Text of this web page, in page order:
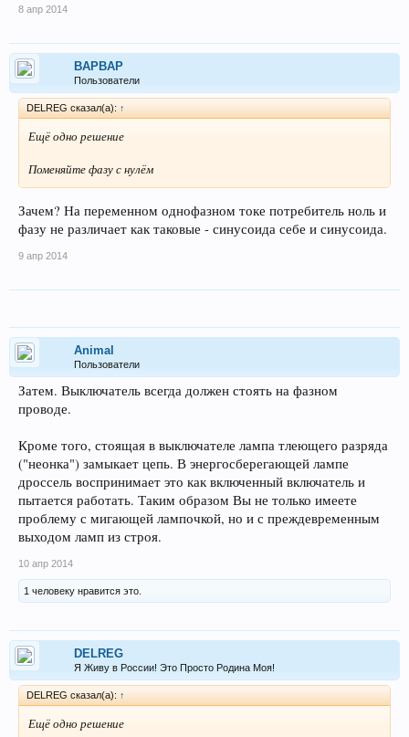
8 апр 2014
BAPBAP
Пользователи
DELREG сказал(а): ↑
Ещё одно решение
Поменяйте фазу с нулём
Зачем? На переменном однофазном токе потребитель ноль и
фазу не различает как таковые - синусоида себе и синусоида.
9 апр 2014
Animal
Пользователи
Затем. Выключатель всегда должен стоять на фазном
проводе.
Кроме того, стоящая в выключателе лампа тлеющего разряда
("неонка") замыкает цепь. В энергосберегающей лампе
дроссель воспринимает это как включенный включатель и
пытается работать. Таким образом Вы не только имеете
проблему с мигающей лампочкой, но и с преждевременным
выходом ламп из строя.
10 апр 2014
1 человеку нравится это.
DELREG
Я Живу в России! Это Просто Родина Моя!
DELREG сказал(а): ↑
Ещё одно решение